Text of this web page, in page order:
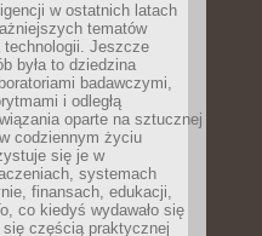
w ostatnich latach
tematów
technologii. Jeszcze
była to dziedzina
badawczymi,
i odległą
oparte na sztucznej
codziennym życiu
się je w
systemach
finansach, edukacji,
co kiedyś wydawało się
się częścią praktycznej